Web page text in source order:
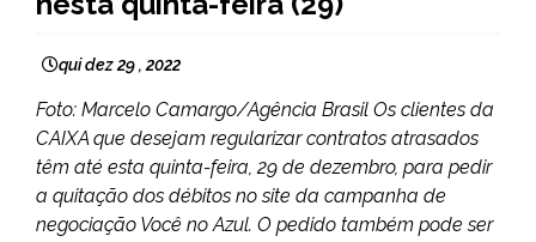
qui dez 29 , 2022
Foto: Marcelo Camargo/Agência Brasil Os clientes da
CAIXA que desejam regularizar contratos atrasados
têm até esta quinta-feira, 29 de dezembro, para pedir
a quitação dos débitos no site da campanha de
negociação Você no Azul. O pedido também pode ser